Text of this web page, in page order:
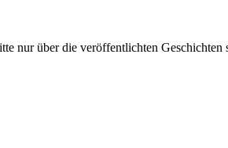
nur über die veröffentlichten Geschichten